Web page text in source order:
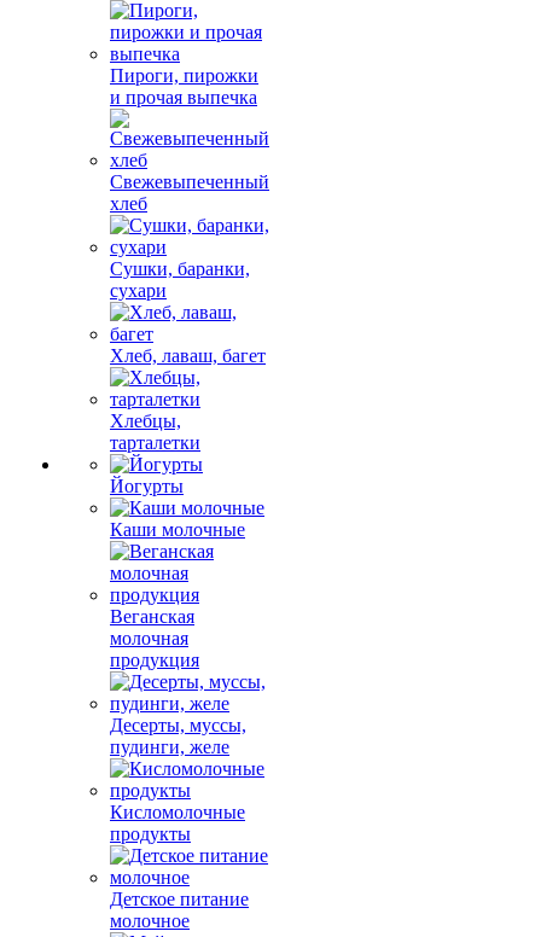
Пироги, пирожки
и прочая выпечка
Свежевыпеченный
хлеб
Сушки, баранки,
сухари
Хлеб, лаваш, багет
Хлебцы,
тарталетки
Йогурты
Каши молочные
Веганская
молочная
продукция
Десерты, муссы,
пудинги, желе
Кисломолочные
продукты
Детское питание
молочное